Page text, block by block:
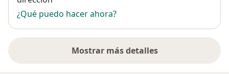
¿Qué puedo hacer ahora?
Mostrar más detalles
sobre la dirección